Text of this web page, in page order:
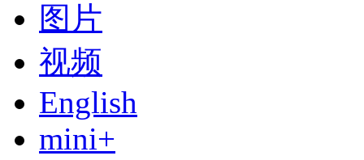
图片
视频
English
mini+